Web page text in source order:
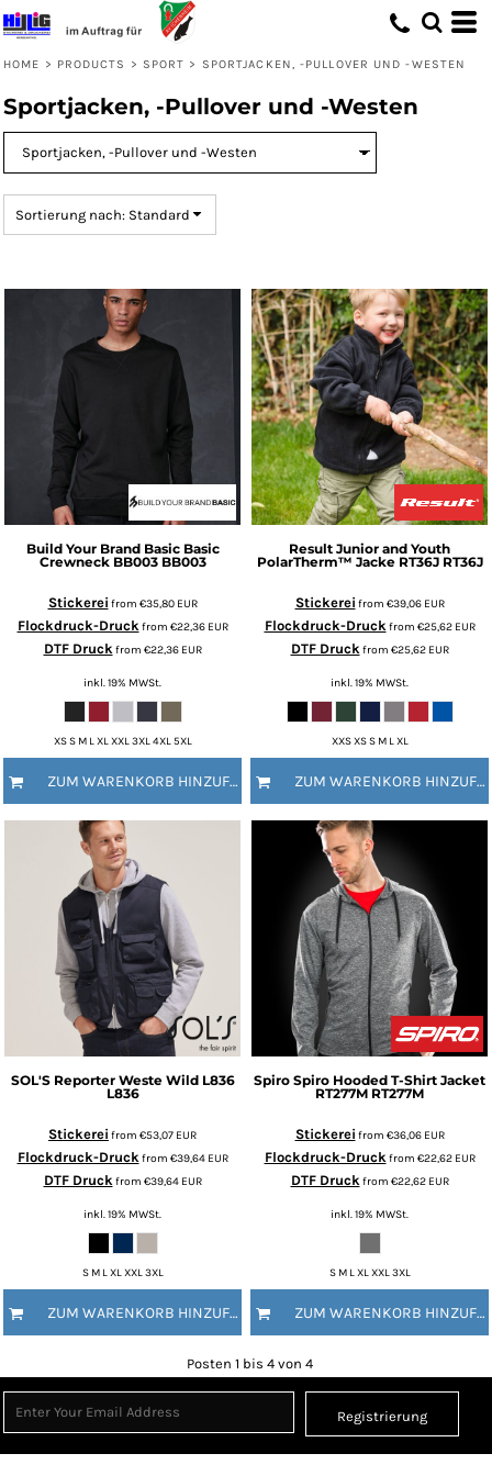
HOME > PRODUCTS > SPORT > SPORTJACKEN, -PULLOVER UND -WESTEN
Sportjacken, -Pullover und -Westen
Sortierung nach: Standard
Build Your Brand Basic Basic
Crewneck BB003 BB003
Stickerei from €35,80 EUR
Flockdruck-Druckfrom €22,36 EUR
DTF Druckfrom €22,36 EUR
inkl. 19% MWSt.
XS S M L XL XXL 3XL 4XL 5XL
ZUM WARENKORB HINZUFÜGEN
Result Junior and Youth
PolarTherm™ Jacke RT36J RT36J
Stickerei from €39,06 EUR
Flockdruck-Druckfrom €25,62 EUR
DTF Druckfrom €25,62 EUR
inkl. 19% MWSt.
XXS XS S M L XL
ZUM WARENKORB HINZUFÜGEN
SOL'S Reporter Weste Wild L836
L836
Stickerei from €53,07 EUR
Flockdruck-Druckfrom €39,64 EUR
DTF Druckfrom €39,64 EUR
inkl. 19% MWSt.
S M L XL XXL 3XL
ZUM WARENKORB HINZUFÜGEN
Spiro Spiro Hooded T-Shirt Jacket
RT277M RT277M
Stickerei from €36,06 EUR
Flockdruck-Druckfrom €22,62 EUR
DTF Druckfrom €22,62 EUR
inkl. 19% MWSt.
S M L XL XXL 3XL
ZUM WARENKORB HINZUFÜGEN
Posten 1 bis 4 von 4
Registrierung
Standard
Erstelldatum